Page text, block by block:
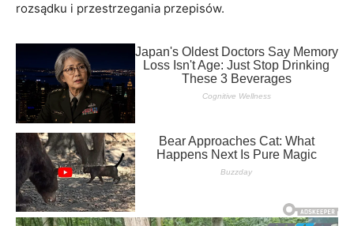
rozsądku i przestrzegania przepisów.